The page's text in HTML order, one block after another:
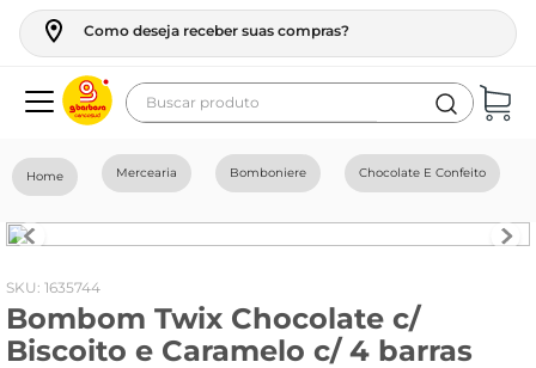
Como deseja receber suas compras?
Buscar produto
Mercearia Bomboniere Chocolate E Confeito
: 1635744
Bombom Twix Chocolate c/
Biscoito e Caramelo c/ 4 barras
geladeira
fogao
café
cerveja